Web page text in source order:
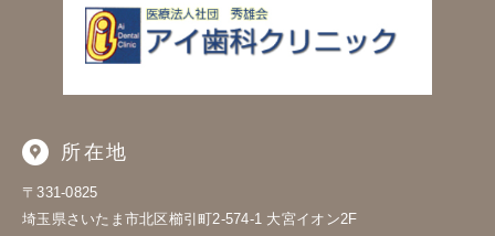
所在地
〒331-0825
埼玉県さいたま市北区櫛引町2-574-1 大宮イオン2F